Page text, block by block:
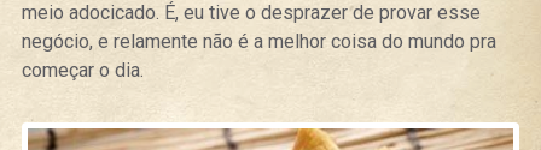
meio adocicado. É, eu tive o desprazer de provar esse
negócio, e relamente não é a melhor coisa do mundo pra
começar o dia.